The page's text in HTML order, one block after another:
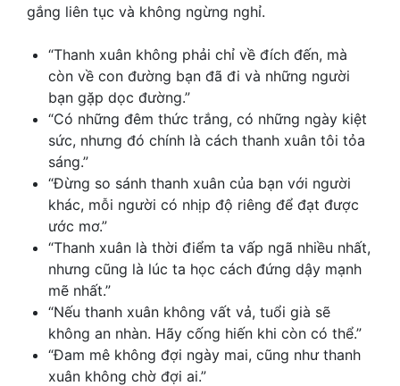
gắng liên tục và không ngừng nghỉ.
“Thanh xuân không phải chỉ về đích đến, mà
còn về con đường bạn đã đi và những người
bạn gặp dọc đường.”
“Có những đêm thức trắng, có những ngày kiệt
sức, nhưng đó chính là cách thanh xuân tôi tỏa
sáng.”
“Đừng so sánh thanh xuân của bạn với người
khác, mỗi người có nhịp độ riêng để đạt được
ước mơ.”
“Thanh xuân là thời điểm ta vấp ngã nhiều nhất,
nhưng cũng là lúc ta học cách đứng dậy mạnh
mẽ nhất.”
“Nếu thanh xuân không vất vả, tuổi già sẽ
không an nhàn. Hãy cống hiến khi còn có thể.”
“Đam mê không đợi ngày mai, cũng như thanh
xuân không chờ đợi ai.”